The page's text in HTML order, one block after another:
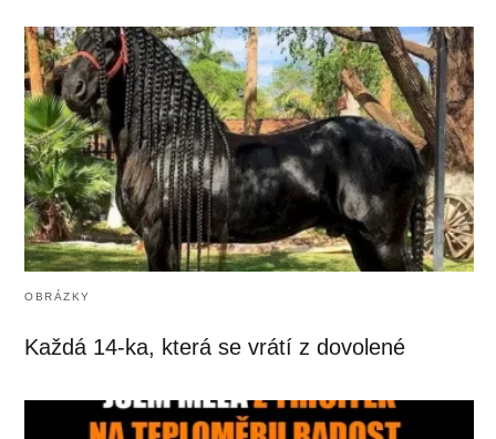
OBRÁZKY
Každá 14-ka, která se vrátí z dovolené